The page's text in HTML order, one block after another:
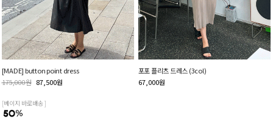
[MADE] button point dress
175,000원 87,500원
[베이지 바로배송 ]
포포 플리츠 드레스 (3col)
67,000원